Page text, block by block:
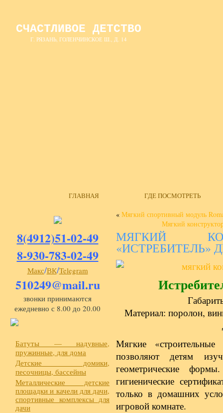
СЧАСТЛИВОЕ ДЕТСТВО
Г. РЯЗАНЬ, ГОЛЕНЧИНСКОЕ Ш., Д. 14
ГЛАВНАЯ ГДЕ ПОСМОТРЕТЬ
8(4912)51-02-49
8-930-783-02-49
Макс/ВК/Telegram
510249@mail.ru
звонки принимаются
ежедневно с 8.00 до 20.00
Батуты — надувные,
пружинные, для дома
Детские домики,
песочницы, бассейны
Металлические детские
площадки и качели для дачи,
спортивные комплексы для
дачи
« Мягкий спортивный модуль
Мягкий
МЯГКИЙ
«ИСТРЕБИТЕЛЬ»
Материал: поролон,
Мягкие
позволяют детям
геометрические
гигиенические
только в домашних
игровой комнате.